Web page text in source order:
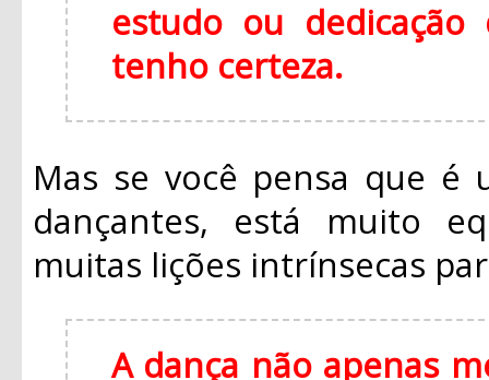
estudo ou
tenho certeza.
Mas se você pensa que é
dançantes, está muito
muitas lições intrínsecas
A dança não apenas